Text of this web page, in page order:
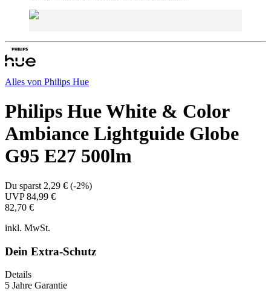
Alles von Philips Hue
Philips Hue White & Color
Ambiance Lightguide Globe
G95 E27 500lm
Du sparst 2,29 € (-2%)
UVP84,99 €
82,70 €
inkl. MwSt.
Dein Extra-Schutz
Details
5 Jahre Garantie